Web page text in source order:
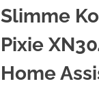
Slimme
Pixie
Home